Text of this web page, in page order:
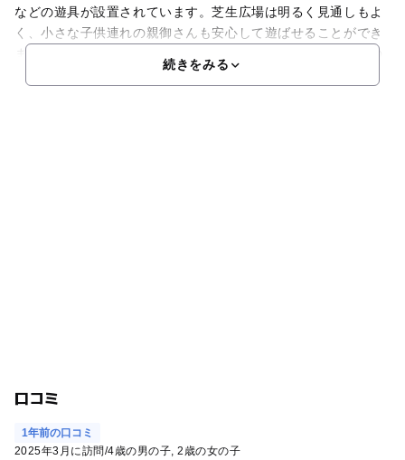
などの遊具が設置されています。芝生広場は明るく見通しもよ
く、小さな子供連れの親御さんも安心して遊ばせることができ
続きをみる
口コミ
1年前の口コミ
2025年3月に訪問/4歳の男の子 2歳の女の子